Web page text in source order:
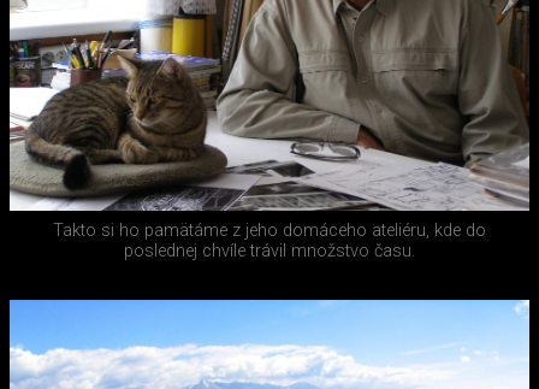
Takto si ho pamätáme z jeho domáceho ateliéru, kde do
poslednej chvíle trávil množstvo času.